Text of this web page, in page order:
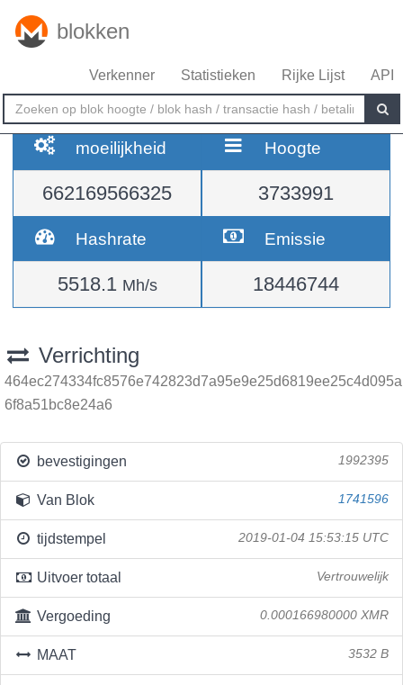
blokken
Verkenner Statistieken Rijke Lijst API
moeilijkheid
662169566325
Hoogte
3733991
Hashrate
5518.1 Mh/s
Emissie
18446744
Verrichting
464ec274334fc8576e742823d7a95e9e25d6819ee25c4d095a
6f8a51bc8e24a6
bevestigingen 1992395
Van Blok 1741596
tijdstempel 2019-01-04 15:53:15 UTC
Uitvoer totaal Vertrouwelijk
Vergoeding 0.000166980000 XMR
MAAT 3532 B